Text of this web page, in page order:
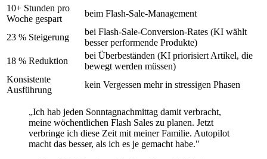
10+ Stunden pro
Woche gespart
beim Flash-Sale-Management
23 % Steigerung
bei Flash-Sale-Conversion-Rates (KI wählt
besser performende Produkte)
18 % Reduktion
bei Überbeständen (KI priorisiert Artikel, die
bewegt werden müssen)
Konsistente
Ausführung
kein Vergessen mehr in stressigen Phasen
„Ich hab jeden Sonntagnachmittag damit verbracht,
meine wöchentlichen Flash Sales zu planen. Jetzt
verbringe ich diese Zeit mit meiner Familie. Autopilot
macht das besser, als ich es je gemacht habe."